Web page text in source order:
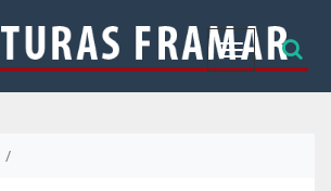
Cambiar
/